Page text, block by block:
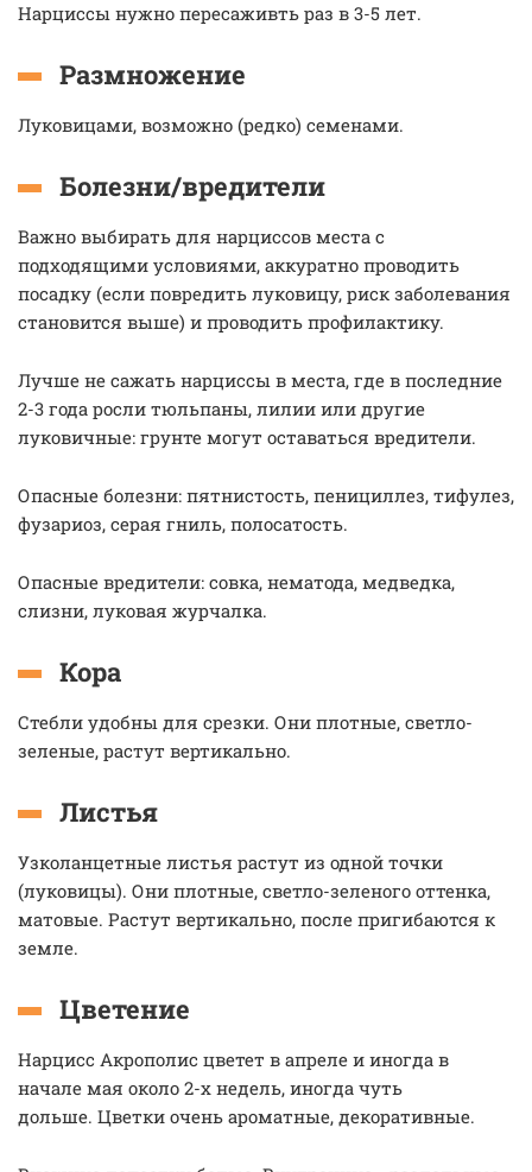
Нарциссы нужно пересаживть раз в 3-5 лет.
Размножение
Луковицами, возможно (редко) семенами.
Болезни/вредители
Важно выбирать для нарциссов места с
подходящими условиями, аккуратно проводить
посадку (если повредить луковицу, риск заболевания
становится выше) и проводить профилактику.
Лучше не сажать нарциссы в места, где в последние
2-3 года росли тюльпаны, лилии или другие
луковичные: грунте могут оставаться вредители.
Опасные болезни: пятнистость, пенициллез, тифулез,
фузариоз, серая гниль, полосатость.
Опасные вредители: совка, нематода, медведка,
слизни, луковая журчалка.
Кора
Стебли удобны для срезки. Они плотные, светло-
зеленые, растут вертикально.
Листья
Узколанцетные листья растут из одной точки
(луковицы). Они плотные, светло-зеленого оттенка,
матовые. Растут вертикально, после пригибаются к
земле.
Цветение
Нарцисс Акрополис цветет в апреле и иногда в
начале мая около 2-х недель, иногда чуть
дольше. Цветки очень ароматные, декоративные.